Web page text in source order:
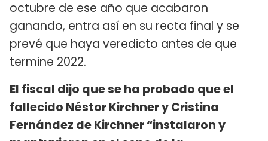
octubre de ese año que acabaron
ganando, entra así en su recta final y se
prevé que haya veredicto antes de que
termine 2022.
El fiscal dijo que se ha probado que el
fallecido Néstor Kirchner y Cristina
Fernández de Kirchner “instalaron y